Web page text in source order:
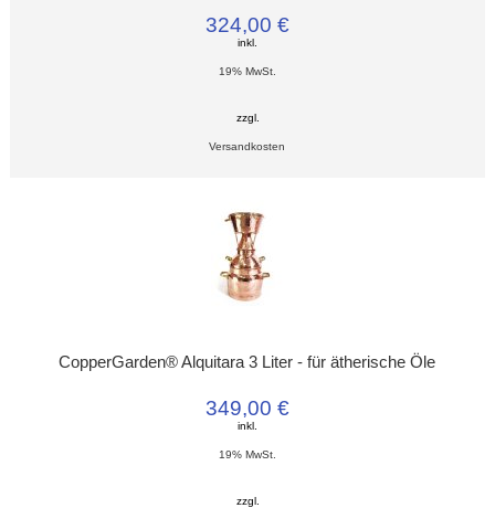
324,00 €
inkl.
19% MwSt.
zzgl.
Versandkosten
CopperGarden® Alquitara 3 Liter - für ätherische Öle
349,00 €
inkl.
19% MwSt.
zzgl.